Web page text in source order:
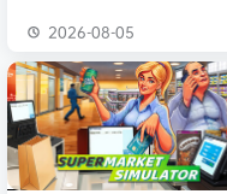
2026-08-05